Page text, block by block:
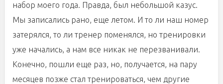
набор моего года. Правда, был небольшой казус.
Мы записались рано, еще летом. И то ли наш номер
затерялся, то ли тренер поменялся, но тренировки
уже начались, а нам все никак не перезванивали.
Конечно, пошли еще раз, но, получается, на пару
месяцев позже стал тренироваться, чем другие